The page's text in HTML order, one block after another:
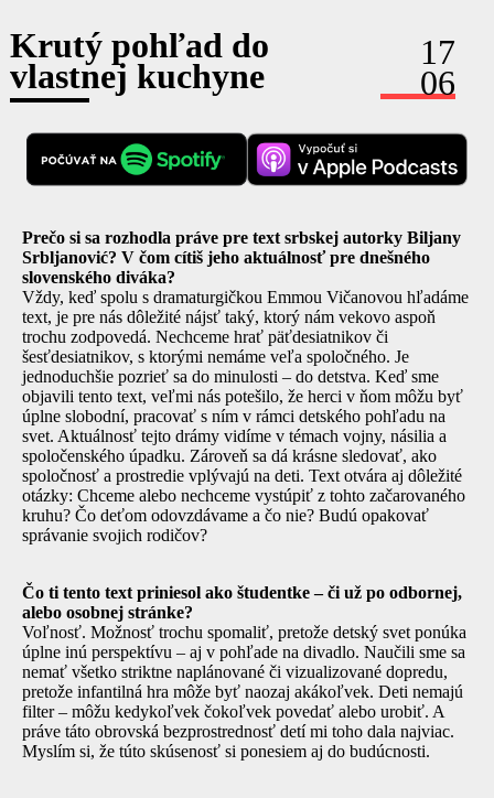
17
06
Krutý pohľad do
vlastnej kuchyne
Prečo si sa rozhodla práve pre text srbskej autorky Biljany
Srbljanović? V čom cítiš jeho aktuálnosť pre dnešného
slovenského diváka?
Vždy, keď spolu s dramaturgičkou Emmou Vičanovou hľadáme
text, je pre nás dôležité nájsť taký, ktorý nám vekovo aspoň
trochu zodpovedá. Nechceme hrať päťdesiatnikov či
šesťdesiatnikov, s ktorými nemáme veľa spoločného. Je
jednoduchšie pozrieť sa do minulosti – do detstva. Keď sme
objavili tento text, veľmi nás potešilo, že herci v ňom môžu byť
úplne slobodní, pracovať s ním v rámci detského pohľadu na
svet. Aktuálnosť tejto drámy vidíme v témach vojny, násilia a
spoločenského úpadku. Zároveň sa dá krásne sledovať, ako
spoločnosť a prostredie vplývajú na deti. Text otvára aj dôležité
otázky: Chceme alebo nechceme vystúpiť z tohto začarovaného
kruhu? Čo deťom odovzdávame a čo nie? Budú opakovať
správanie svojich rodičov?
Čo ti tento text priniesol ako študentke – či už po odbornej,
alebo osobnej stránke?
Voľnosť. Možnosť trochu spomaliť, pretože detský svet ponúka
úplne inú perspektívu – aj v pohľade na divadlo. Naučili sme sa
nemať všetko striktne naplánované či vizualizované dopredu,
pretože infantilná hra môže byť naozaj akákoľvek. Deti nemajú
filter – môžu kedykoľvek čokoľvek povedať alebo urobiť. A
práve táto obrovská bezprostrednosť detí mi toho dala najviac.
Myslím si, že túto skúsenosť si ponesiem aj do budúcnosti.